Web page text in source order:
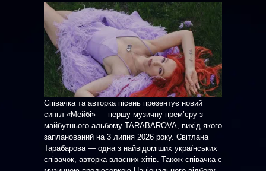
Співачка та авторка пісень презентує новий
сингл «Мейбі» — першу музичну прем’єру з
майбутнього альбому TARABAROVA, вихід якого
запланований на 3 липня 2026 року. Світлана
Тарабарова — одна з найвідоміших українських
співачок, авторка власних хітів. Також співачка є